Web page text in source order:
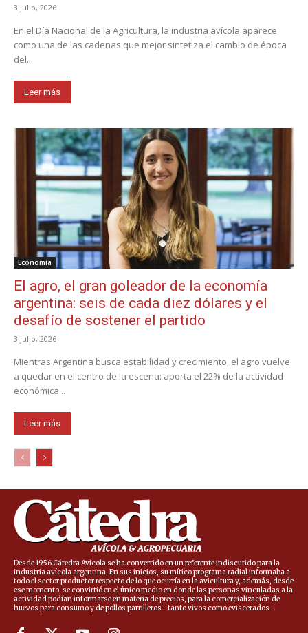
3 julio, 2026
En el Día Nacional de la Agricultura, la industria avícola aparece
como una de las cadenas que mejor sintetiza el cambio de época
del...
Leer más
Economía
El agro, el gran goleador de la economía
argentina: seis de cada diez dólares y el
desafío de sostener el partido
3 julio, 2026
Mientras Argentina busca estabilidad y crecimiento, el agro vuelve
a quedar en el centro de la escena: aporta el 22% de la actividad
económica...
Leer más
Desde 1956 Cátedra Avícola se ha convertido en un referente indiscutido para la
industria avícola argentina. En sus inicios, su mítico programa radial informaba a
todo el sector productor respecto de lo que ocurría en la avicultura y, además, desde
ese momento, se convirtió en el único medio en donde las personas vinculadas a la
actividad podían informarse en materia de precios, para la comercialización de
huevos para consumo y de pollos parrilleros –tanto vivos como eviscerados–.